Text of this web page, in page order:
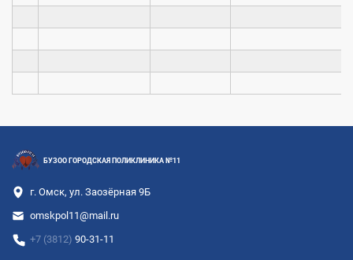
БУЗОО ГОРОДСКАЯ ПОЛИКЛИНИКА №11
г. Омск, ул. Заозёрная 9Б
omskpol11@mail.ru
+7 (3812) 90-31-11